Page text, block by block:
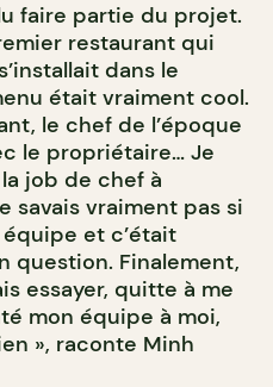
faire partie du projet.
restaurant qui
dans le
était vraiment cool.
le chef de l’époque
le propriétaire… Je
job de chef à
savais vraiment pas si
et c’était
question. Finalement,
essayer, quitte à me
mon équipe à moi,
», raconte Minh